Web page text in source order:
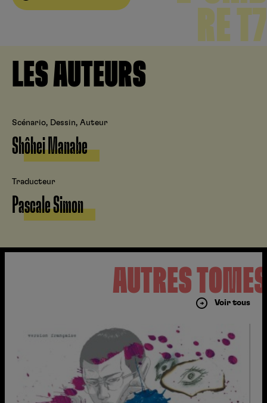
RE T7
LES AUTEURS
Scénario, Dessin, Auteur
Shôhei Manabe
Traducteur
Pascale Simon
AUTRES
Voir tous